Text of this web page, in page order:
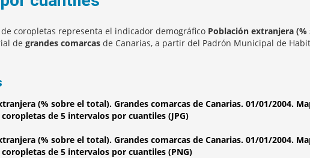
coropletas representa el indicador demográfico Población extranjera
de grandes comarcas de Canarias, a partir del Padrón Municipal de
(% sobre el total). Grandes comarcas de Canarias. 01/01/2004.
de 5 intervalos por cuantiles (JPG)
(% sobre el total). Grandes comarcas de Canarias. 01/01/2004.
de 5 intervalos por cuantiles (PNG)